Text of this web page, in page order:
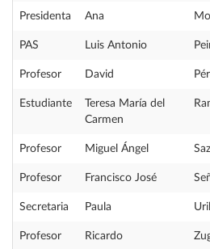
Presidenta Ana
PAS Luis Antonio
Profesor David
Estudiante
Teresa María del
Carmen
Profesor Miguel Ángel Saz
Profesor Francisco José
Secretaria Paula
Profesor Ricardo